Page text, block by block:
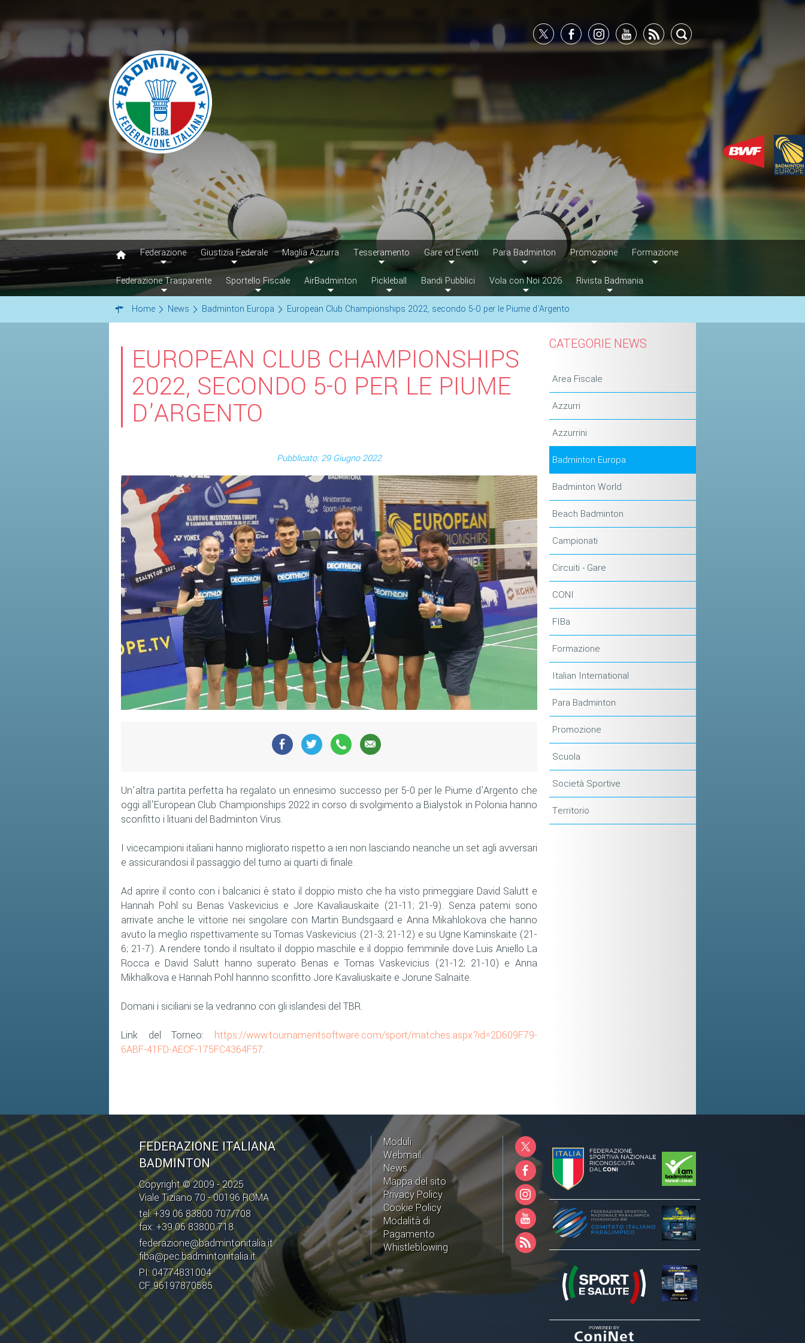
Federazione Giustizia Federale Maglia Azzurra Tesseramento Gare ed Eventi Para Badminton Promozione Formazione
Federazione Trasparente Sportello Fiscale AirBadminton Pickleball Bandi Pubblici Vola con Noi 2026 Rivista Badmania
Home News Badminton Europa European Club Championships 2022, secondo 5-0 per le Piume d'Argento
EUROPEAN CLUB CHAMPIONSHIPS
2022, SECONDO 5-0 PER LE PIUME
D'ARGENTO
Pubblicato: 29 Giugno 2022
Un'altra partita perfetta ha regalato un ennesimo successo per 5-0 per le Piume d'Argento che
oggi all'European Club Championships 2022 in corso di svolgimento a Bialystok in Polonia hanno
sconfitto i lituani del Badminton Virus.
I vicecampioni italiani hanno migliorato rispetto a ieri non lasciando neanche un set agli avversari
e assicurandosi il passaggio del turno ai quarti di finale.
Ad aprire il conto con i balcanici è stato il doppio misto che ha visto primeggiare David Salutt e
Hannah Pohl su Benas Vaskevicius e Jore Kavaliauskaite (21-11; 21-9). Senza patemi sono
arrivate anche le vittorie nei singolare con Martin Bundsgaard e Anna Mikahlokova che hanno
avuto la meglio rispettivamente su Tomas Vaskevicius (21-3; 21-12) e su Ugne Kaminskaite (21-
6; 21-7). A rendere tondo il risultato il doppio maschile e il doppio femminile dove Luis Aniello La
Rocca e David Salutt hanno superato Benas e Tomas Vaskevicius (21-12; 21-10) e Anna
Mikhalkova e Hannah Pohl hannno sconfitto Jore Kavaliuskaite e Jorune Salnaite.
Domani i siciliani se la vedranno con gli islandesi del TBR.
Link del Torneo: https://www.tournamentsoftware.com/sport/matches.aspx?id=2D609F79-
6ABF-41FD-AECF-175FC4364F57.
CATEGORIE NEWS
Area Fiscale
Azzurri
Azzurrini
Badminton Europa
Badminton World
Beach Badminton
Campionati
Circuiti - Gare
CONI
FIBa
Formazione
Italian International
Para Badminton
Promozione
Scuola
Società Sportive
Territorio
FEDERAZIONE ITALIANA
BADMINTON
Copyright © 2009 - 2025
Viale Tiziano 70 - 00196 ROMA
tel: +39 06 83800 707/708
fax: +39 06 83800 718
federazione@badmintonitalia.it
fiba@pec.badmintonitalia.it
PI: 04774831004
CF: 96197870585
Moduli
Webmail
News
Mappa del sito
Privacy Policy
Cookie Policy
Modalità di
Pagamento
Whistleblowing